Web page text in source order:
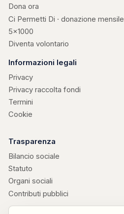
Dona ora
Ci Permetti Di · donazione mensile
5×1000
Diventa volontario
Informazioni legali
Privacy
Privacy raccolta fondi
Termini
Cookie
Trasparenza
Bilancio sociale
Statuto
Organi sociali
Contributi pubblici